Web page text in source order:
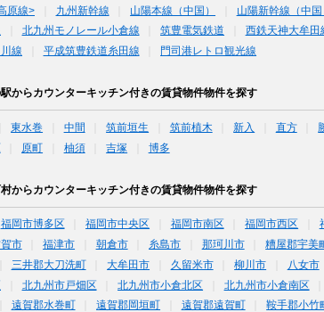
原線>
九州新幹線 山陽本線（中国） 山陽新幹線（中国
北九州モノレール小倉線 筑豊電気鉄道 西鉄天神大牟田
線
平成筑豊鉄道糸田線 門司港レトロ観光線
からカウンターキッチン付きの賃貸物件物件を探す
東水巻 中間 筑前垣生 筑前植木 新入 直方
原町 柚須 吉塚 博多
からカウンターキッチン付きの賃貸物件物件を探す
福岡市博多区 福岡市中央区 福岡市南区 福岡市西区
市 福津市 朝倉市 糸島市 那珂川市 糟屋郡宇美
三井郡大刀洗町 大牟田市 久留米市 柳川市 八女市
北九州市戸畑区 北九州市小倉北区 北九州市小倉南区
遠賀郡水巻町 遠賀郡岡垣町 遠賀郡遠賀町 鞍手郡小竹